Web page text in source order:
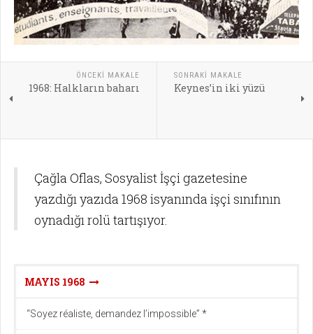
ÖNCEKI MAKALE
1968: Halkların baharı
SONRAKI MAKALE
Keynes’in iki yüzü
Çağla Oflas, Sosyalist İşçi gazetesine
yazdığı yazıda 1968 isyanında işçi sınıfının
oynadığı rolü tartışıyor.
MAYIS 1968
“Soyez réaliste, demandez l’impossible” *